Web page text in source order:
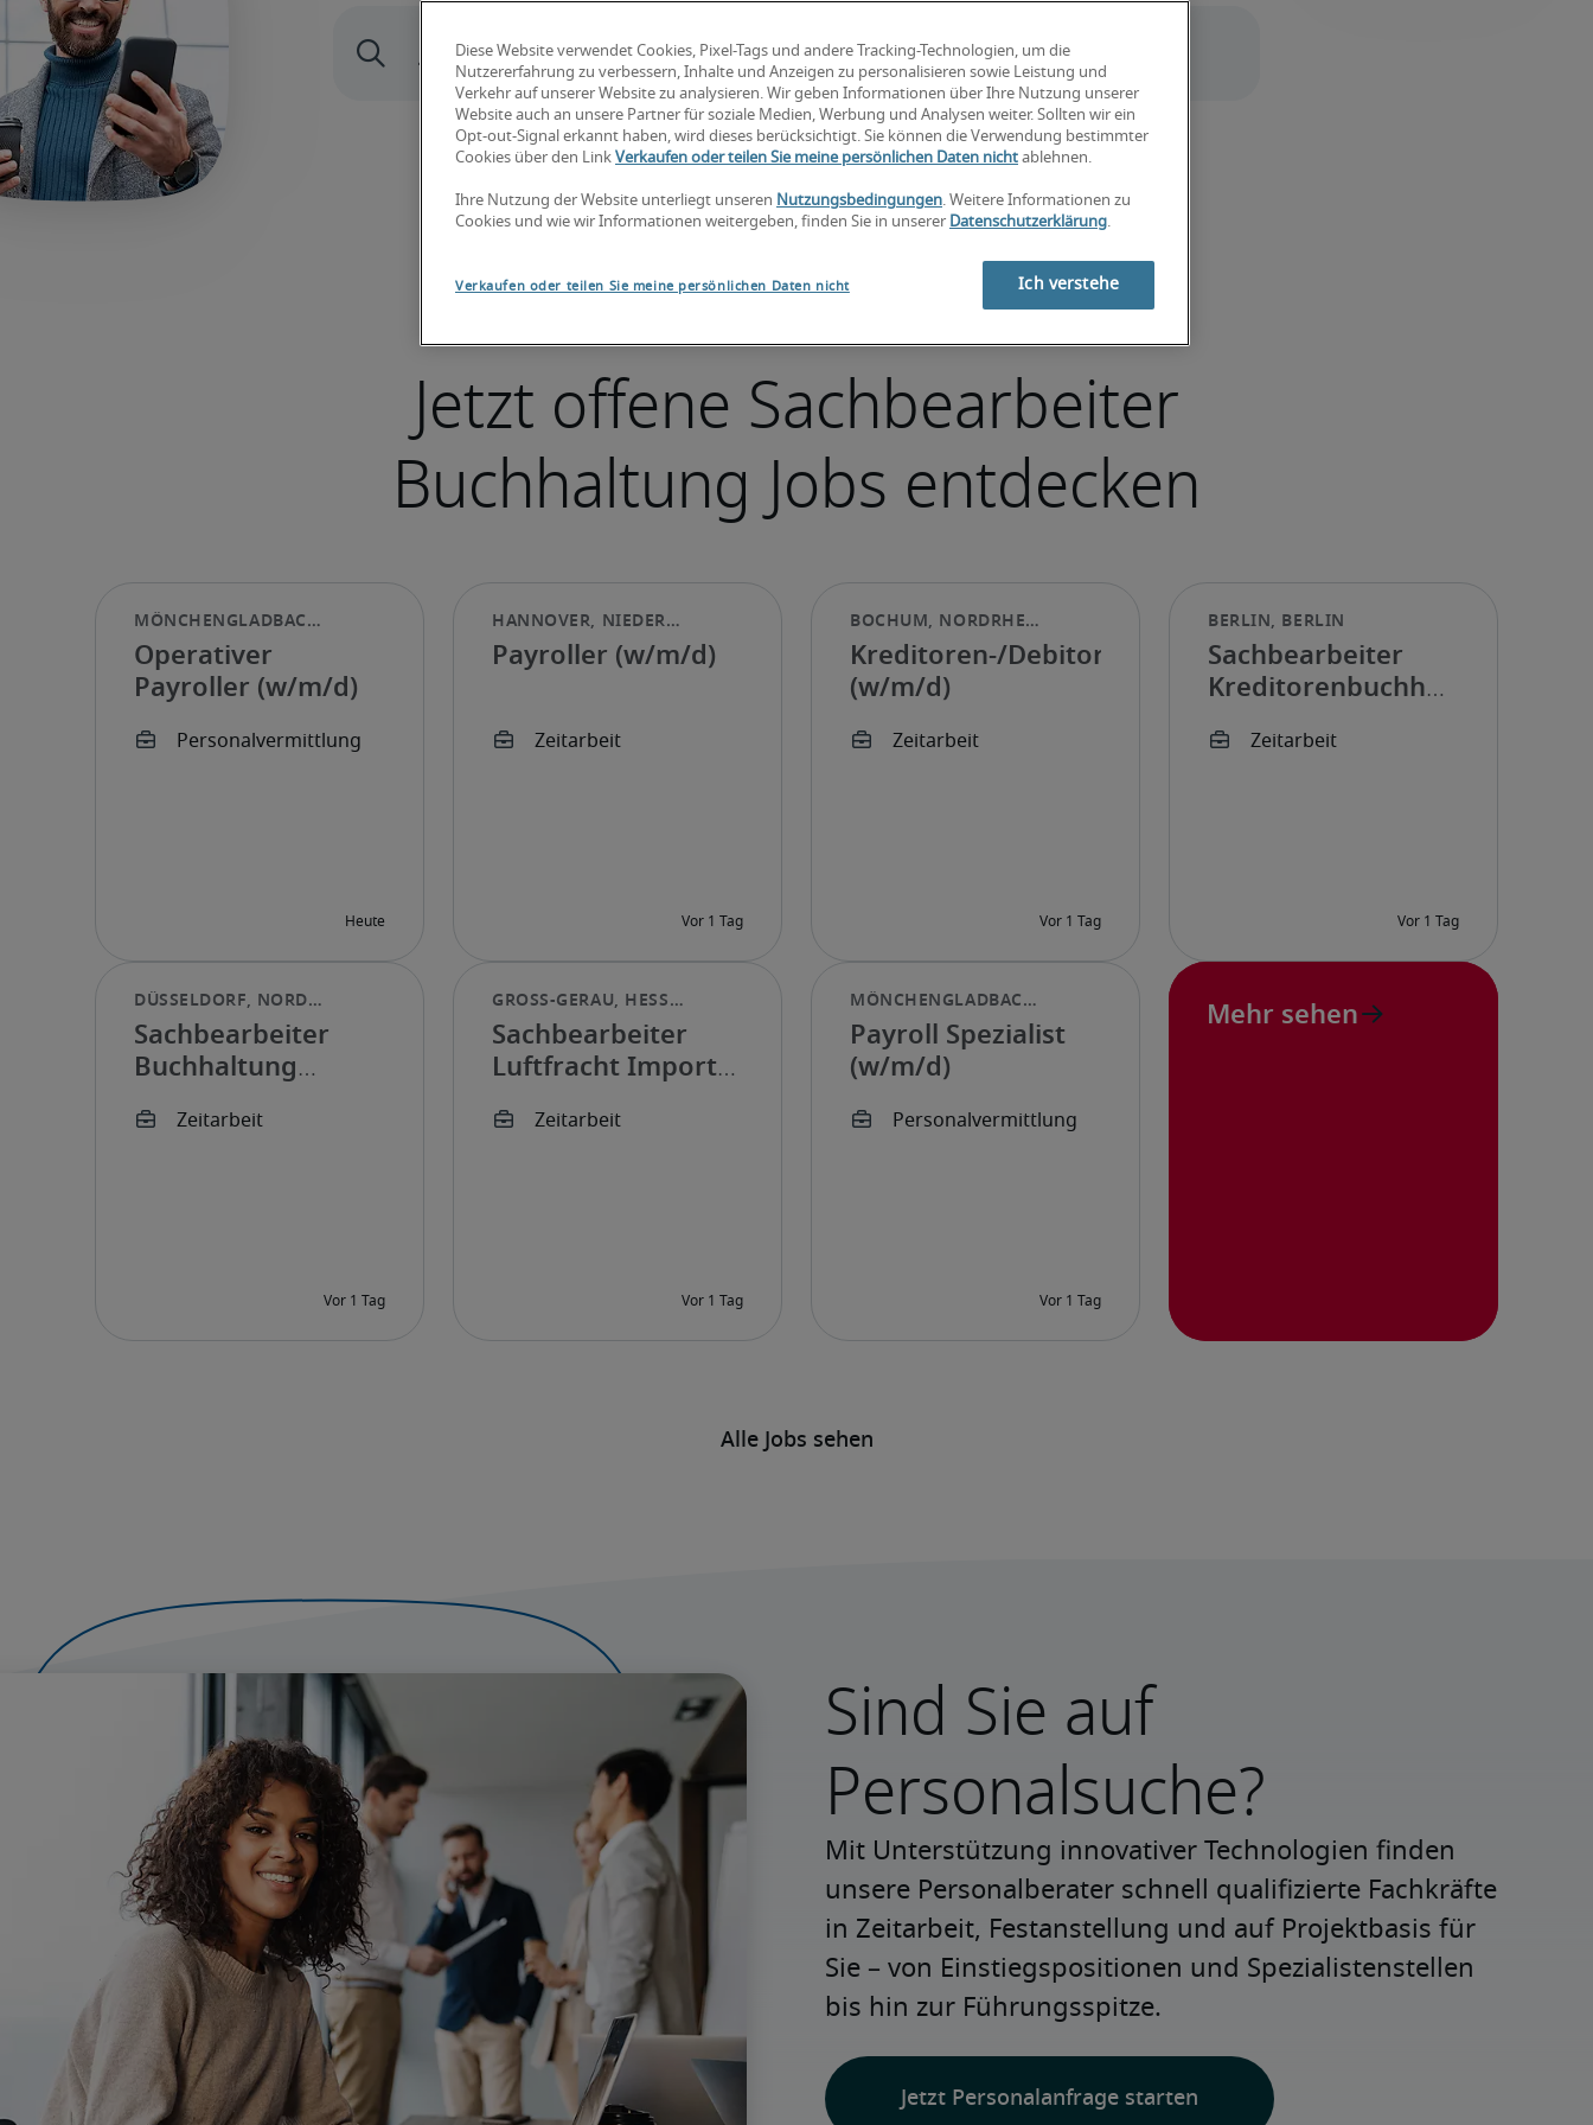
Jetzt offene Sachbearbeiter
Buchhaltung Jobs entdecken
Alle Jobs sehen
Operativer
Payroller (w/m/d)
Payroller (w/m/d)
Kreditoren-/Debitorenbuchhalter
(w/m/d)
Sachbearbeiter
Kreditorenbuchhaltung
Sachbearbeiter
Buchhaltung
Sachbearbeiter
Luftfracht Import
Payroll Spezialist
(w/m/d)
Mehr sehen
Sind Sie auf
Personalsuche?
Mit Unterstützung innovativer Technologien finden
unsere Personalberater schnell qualifizierte Fachkräfte
in Zeitarbeit, Festanstellung und auf Projektbasis für
Sie – von Einstiegspositionen und Spezialistenstellen
bis hin zur Führungsspitze.
Jetzt Personalanfrage starten
Diese Website verwendet Cookies, Pixel-Tags und andere Tracking-Technologien, um die
Nutzererfahrung zu verbessern, Inhalte und Anzeigen zu personalisieren sowie Leistung und
Verkehr auf unserer Website zu analysieren. Wir geben Informationen über Ihre Nutzung unserer
Website auch an unsere Partner für soziale Medien, Werbung und Analysen weiter. Sollten wir ein
Opt-out-Signal erkannt haben, wird dieses berücksichtigt. Sie können die Verwendung bestimmter
Cookies über den Link Verkaufen oder teilen Sie meine persönlichen Daten nicht ablehnen.
Ihre Nutzung der Website unterliegt unseren Nutzungsbedingungen. Weitere Informationen zu
Cookies und wie wir Informationen weitergeben, finden Sie in unserer Datenschutzerklärung.
Verkaufen oder teilen Sie meine persönlichen Daten nicht Ich verstehe